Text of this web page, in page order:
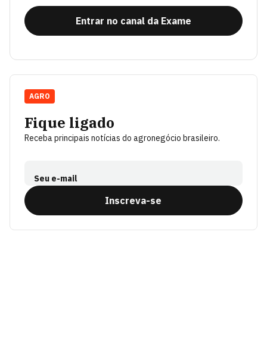
Entrar no canal da Exame
Fique ligado
Receba principais notícias do agronegócio brasileiro.
Seu e-mail
Inscreva-se
AGRO